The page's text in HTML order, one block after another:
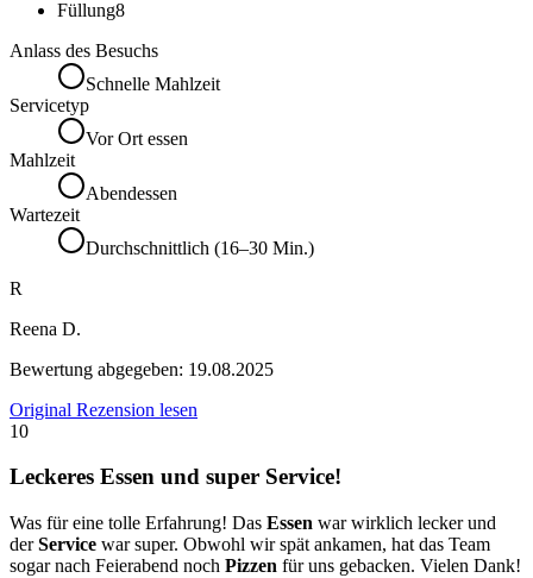
Füllung8
Anlass des Besuchs
Schnelle Mahlzeit
Servicetyp
Vor Ort essen
Mahlzeit
Abendessen
Wartezeit
Durchschnittlich (16–30 Min.)
R
Reena D.
Bewertung abgegeben: 19.08.2025
Original Rezension lesen
10
Leckeres Essen und super Service!
Was für eine tolle Erfahrung! Das Essen war wirklich lecker und
derService war super. Obwohl wir spät ankamen, hat das Team
sogar nach Feierabend noch Pizzen für uns gebacken. Vielen Dank!